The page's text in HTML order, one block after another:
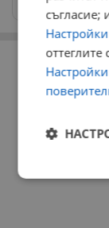
съгласие;